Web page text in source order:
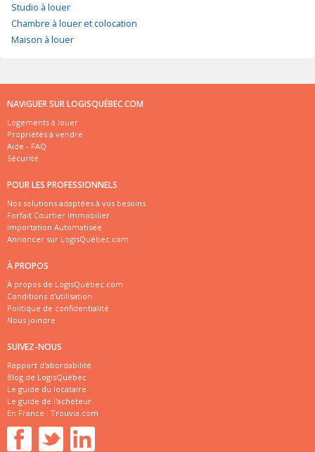
Studio à louer
Chambre à louer et colocation
Maison à louer
NAVIGUER SUR LOGISQUÉBEC.COM
Logements à louer
Propriétés à vendre
Aide - FAQ
Sécurité
POUR LES PROFESSIONNELS
Nos solutions adaptées à vos besoins
Forfait Courtier Immobilier
Importation Automatisée
Annoncer sur LogisQuébec.com
À PROPOS
À propos de LogisQuébec.com
Conditions d'utilisation
Politique de confidentialité
Nous joindre
SUIVEZ-NOUS
Rapport d'abordabilité
Blog de LogisQuébec
Le guide du locataire
Le guide de l'acheteur
En France : Trouvia.com